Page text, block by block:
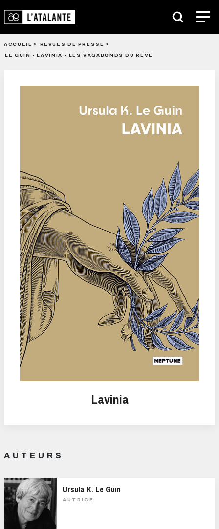
ACCUEIL
REVUES DE PRESSE
LE GUIN - LAVINIA - LES VAGABONDS DU RÊVE
Lavinia
AUTEURS
Ursula K. Le Guin
AUTRICE